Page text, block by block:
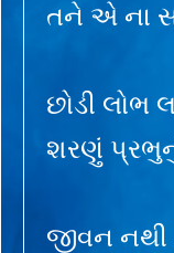
તને એ ના
છોડી લોભ
શરણું
જીવન નથી